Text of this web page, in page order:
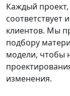
Каждый
клиентов. Мы
подбору
модели, чтобы
изменения.